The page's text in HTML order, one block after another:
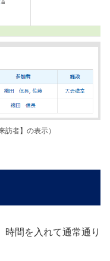
訪者】の表示）
間を入れて通常通り